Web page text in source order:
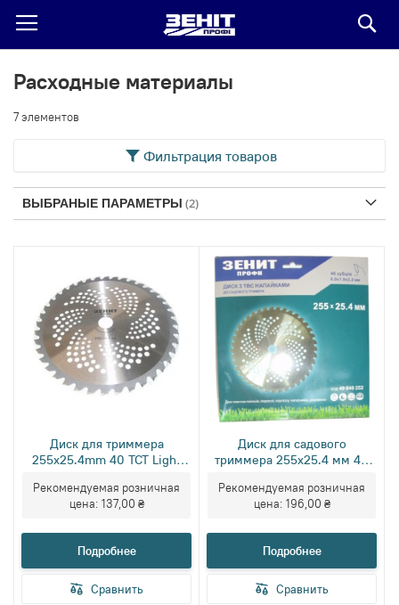
Расходные материалы
7элементов
Фильтрация товаров
ВЫБРАНЫЕ ПАРАМЕТРЫ
Диск для триммера
255x25.4mm 40 TCT Light
Рекомендуемая розничная
цена: 137,00 ₴
Подробнее
Сравнить
Диск для садового
триммера 255х25.4 мм 40
Рекомендуемая розничная
цена: 196,00 ₴
Подробнее
Сравнить